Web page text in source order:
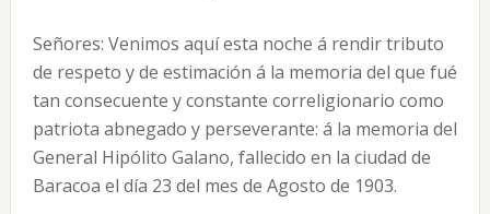
Señores: Venimos aquí esta noche á rendir tributo
de respeto y de estimación á la memoria del que fué
tan consecuente y constante correligionario como
patriota abnegado y perseverante: á la memoria del
General Hipólito Galano, fallecido en la ciudad de
Baracoa el día 23 del mes de Agosto de 1903.